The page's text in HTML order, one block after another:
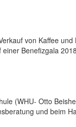
von Kaffee
Benefizgala
(WHU- Otto
und beim